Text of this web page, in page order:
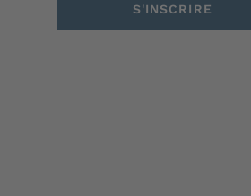
S'INSCRIRE